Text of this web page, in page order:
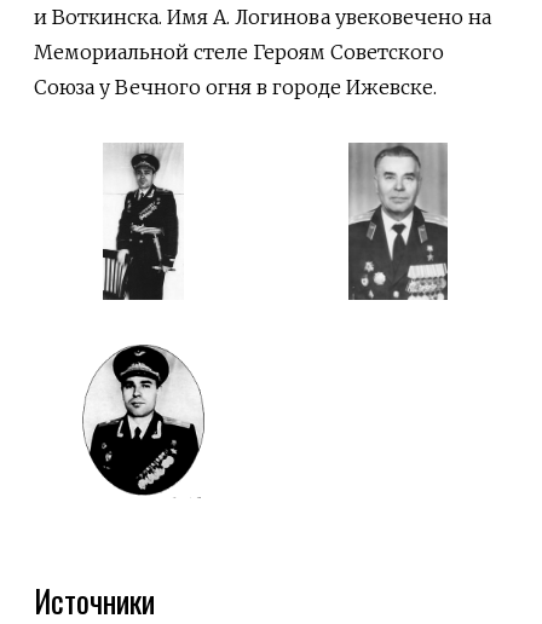
и Воткинска. Имя А. Логинова увековечено на
Мемориальной стеле Героям Советского
Союза у Вечного огня в городе Ижевске.
Источники